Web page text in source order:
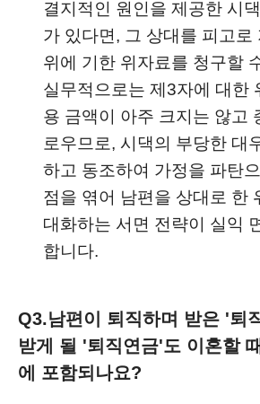
결지적인 원인을 제공한 시
가 있다면, 그 상대를 피고로
위에 기한 위자료를 청구할
실무적으로는 제3자에 대한
용 금액이 아주 크지는 않고
로우므로, 시댁의 부당한 대
하고 동조하여 가정을 파탄
점을 엮어 남편을 상대로 한
대화하는 서면 전략이 실익
합니다.
Q3.남편이 퇴직하며 받은 '퇴
받게 될 '퇴직연금'도 이혼할
에 포함되나요?